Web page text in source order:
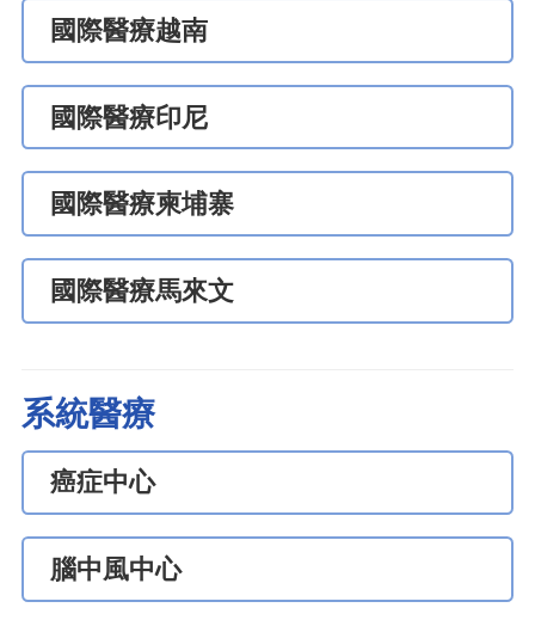
國際醫療越南
國際醫療印尼
國際醫療柬埔寨
國際醫療馬來文
系統醫療
癌症中心
腦中風中心